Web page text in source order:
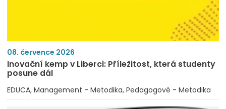
08. července 2026
Inovační kemp v Liberci: Příležitost, která studenty
posune dál
EDUCA Management - Metodika Pedagogové - Metodika